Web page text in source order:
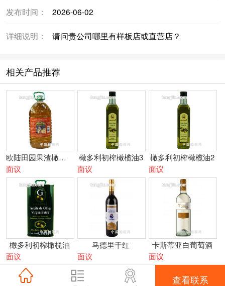
发布时间： 2026-06-02
详细说明： 请问贵公司哪里有样板店或直营店？
相关产品推荐
欧陆田园果渣橄榄油
面议
橄多利初榨橄榄油3
面议
橄多利初榨橄榄油2
面议
橄多利初榨橄榄油
面议
马德里干红
面议
卡斯蒂亚白葡萄酒
面议
查看联系